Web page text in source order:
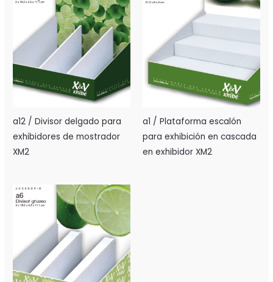
a12 / Divisor delgado para
exhibidores de mostrador
XM2
a1 / Plataforma escalón
para exhibición en cascada
en exhibidor XM2